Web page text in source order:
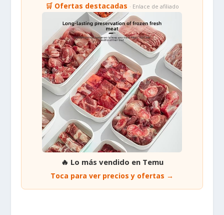
🛒 Ofertas destacadas · Enlace de afiliado
🔥 Lo más vendido en Temu
Toca para ver precios y ofertas →